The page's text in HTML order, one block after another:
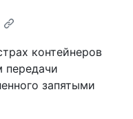
контейнеров
передачи
запятыми